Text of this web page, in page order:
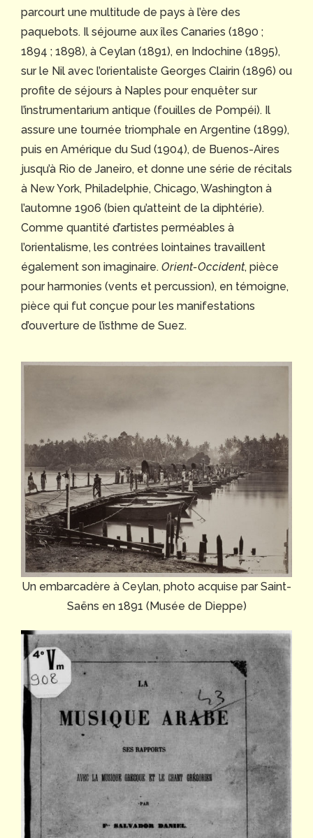
parcourt une multitude de pays à l’ère des
paquebots. Il séjourne aux îles Canaries (1890 ;
1894 ; 1898), à Ceylan (1891), en Indochine (1895),
sur le Nil avec l’orientaliste Georges Clairin (1896) ou
profite de séjours à Naples pour enquêter sur
l’instrumentarium antique (fouilles de Pompéi). Il
assure une tournée triomphale en Argentine (1899),
puis en Amérique du Sud (1904), de Buenos-Aires
jusqu’à Rio de Janeiro, et donne une série de récitals
à New York, Philadelphie, Chicago, Washington à
l’automne 1906 (bien qu’atteint de la diphtérie).
Comme quantité d’artistes perméables à
l’orientalisme, les contrées lointaines travaillent
également son imaginaire. Orient-Occident, pièce
pour harmonies (vents et percussion), en témoigne,
pièce qui fut conçue pour les manifestations
d’ouverture de l’isthme de Suez.
Un embarcadère à Ceylan, photo acquise par Saint-
Saëns en 1891 (Musée de Dieppe)